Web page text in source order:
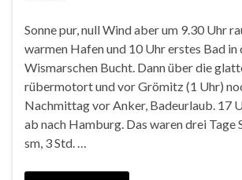
Sonne pur, null Wind aber um 9.30 Uhr
warmen Hafen und 10 Uhr erstes Bad in
Wismarschen Bucht. Dann über die
rübermotort und vor Grömitz (1 Uhr)
Nachmittag vor Anker, Badeurlaub. 17
ab nach Hamburg. Das waren drei Tage
sm, 3 Std. …